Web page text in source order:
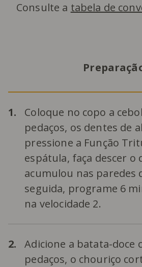
Consulte a tabela de
1.
Coloque no copo a
pedaços, os dentes de
pressione a Função
espátula, faça descer o
acumulou nas paredes
seguida, programe 6
na velocidade 2.
2.
Adicione a batata-doce
pedaços, o chouriço